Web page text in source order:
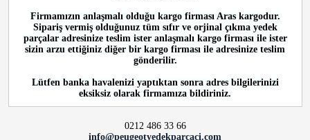
Firmamızın anlaşmalı olduğu kargo firması Aras kargodur.
Sipariş vermiş olduğunuz tüm sıfır ve orjinal çıkma yedek
parçalar adresinize teslim ister anlaşmalı kargo firması ile ister
sizin arzu ettiğiniz diğer bir kargo firması ile adresinize teslim
gönderilir.
Lütfen banka havalenizi yaptıktan sonra adres bilgilerinizi
eksiksiz olarak firmamıza bildiriniz.
0212 486 33 66
info@peugeotyedekparcaci.com